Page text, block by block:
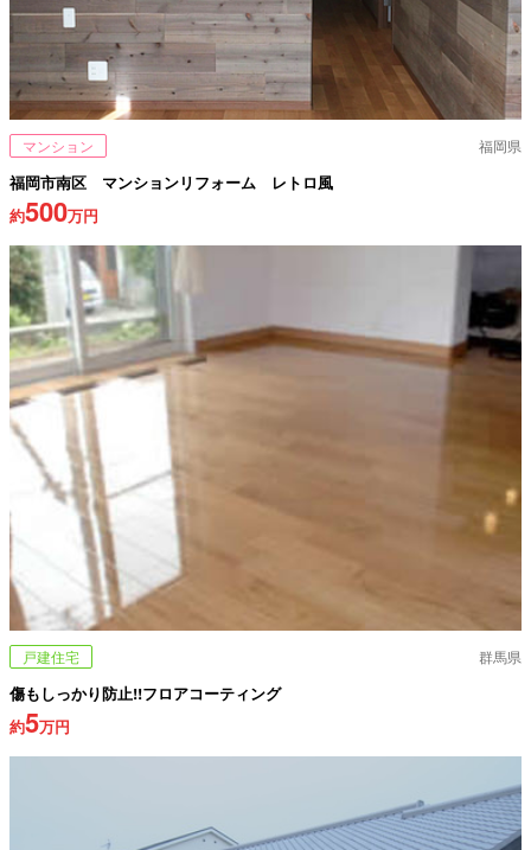
マンション 福岡県
福岡市南区 マンションリフォーム レトロ風
約500万円
戸建住宅 群馬県
傷もしっかり防止!!フロアコーティング
約5万円